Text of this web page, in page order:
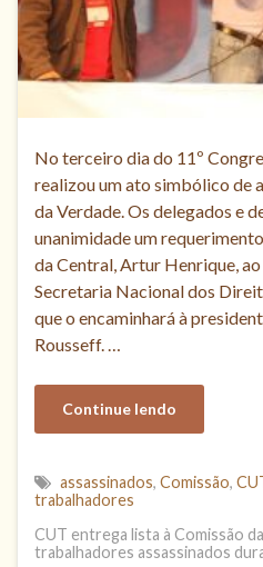
No terceiro dia do 11º
realizou um ato simbólico de
da Verdade. Os delegados e
unanimidade um
da Central, Artur Henrique,
Secretaria Nacional dos
que o encaminhará à
Rousseff. …
Continue lendo
assassinados, Comissão,
trabalhadores
CUT entrega lista à Comissão
trabalhadores assassinados